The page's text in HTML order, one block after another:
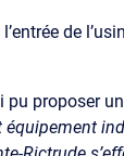
de
proposer